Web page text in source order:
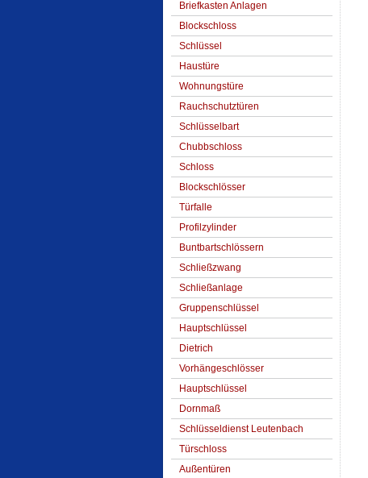
Briefkasten Anlagen
Blockschloss
Schlüssel
Haustüre
Wohnungstüre
Rauchschutztüren
Schlüsselbart
Chubbschloss
Schloss
Blockschlösser
Türfalle
Profilzylinder
Buntbartschlössern
Schließzwang
Schließanlage
Gruppenschlüssel
Hauptschlüssel
Dietrich
Vorhängeschlösser
Hauptschlüssel
Dornmaß
Schlüsseldienst Leutenbach
Türschloss
Außentüren